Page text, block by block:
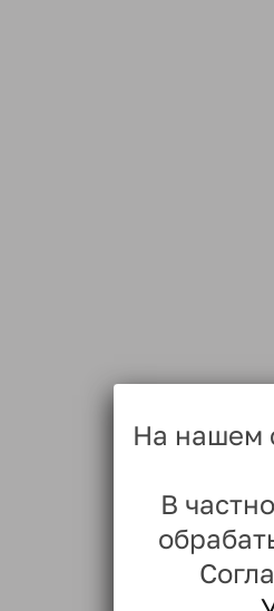
На нашем
В